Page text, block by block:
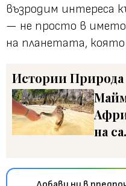
възродим интереса
— не просто в
на планетата,
ИсторииПрирода
на